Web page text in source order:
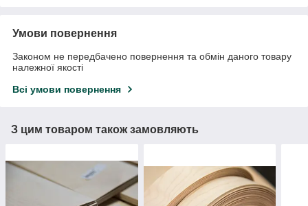
Умови повернення
Законом не передбачено повернення та обмін даного товару
належної якості
Всі умови повернення
З цим товаром також замовляють